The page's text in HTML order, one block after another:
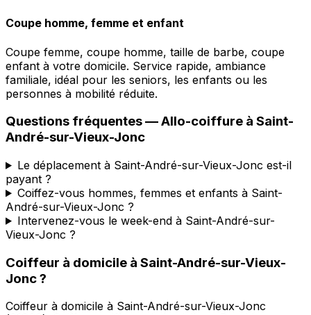
Coupe homme, femme et enfant
Coupe femme, coupe homme, taille de barbe, coupe
enfant à votre domicile. Service rapide, ambiance
familiale, idéal pour les seniors, les enfants ou les
personnes à mobilité réduite.
Questions fréquentes —Allo-coiffure à Saint-
André-sur-Vieux-Jonc
Le déplacement à Saint-André-sur-Vieux-Jonc est-il
payant ?
Coiffez-vous hommes, femmes et enfants à Saint-
André-sur-Vieux-Jonc ?
Intervenez-vous le week-end à Saint-André-sur-
Vieux-Jonc ?
Coiffeur à domicile à Saint-André-sur-Vieux-
Jonc?
Coiffeur à domicile à Saint-André-sur-Vieux-Jonc